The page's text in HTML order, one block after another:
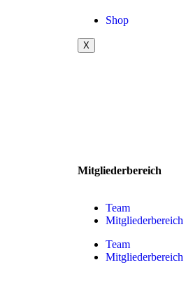
Shop
X
Mitgliederbereich
Team
Mitgliederbereich
Team
Mitgliederbereich